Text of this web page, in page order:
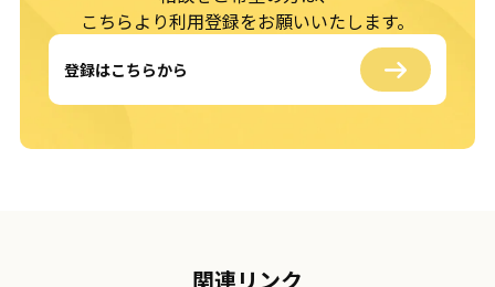
こちらより利用登録をお願いいたします。
登録はこちらから
関連リンク